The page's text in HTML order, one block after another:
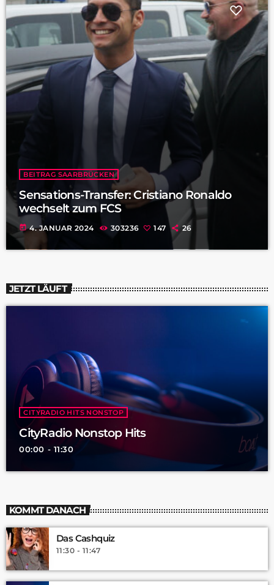
BEITRAG SAARBRÜCKEN
Sensations-Transfer: Cristiano Ronaldo
wechselt zum FCS
today 4. JANUAR 2024 303236 147 26
JETZT LÄUFT
CITYRADIO HITS NONSTOP
CityRadio Nonstop Hits
00:00 - 11:30
KOMMT DANACH
Das Cashquiz
11:30 - 11:47